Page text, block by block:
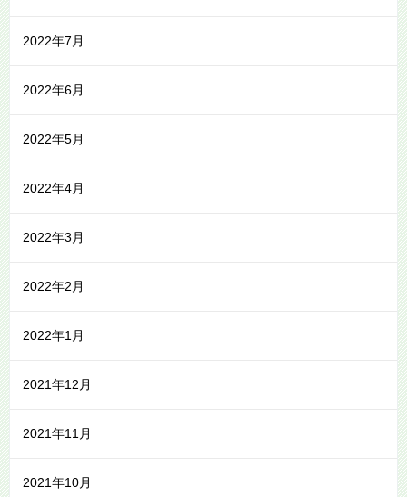
2022年7月
2022年6月
2022年5月
2022年4月
2022年3月
2022年2月
2022年1月
2021年12月
2021年11月
2021年10月